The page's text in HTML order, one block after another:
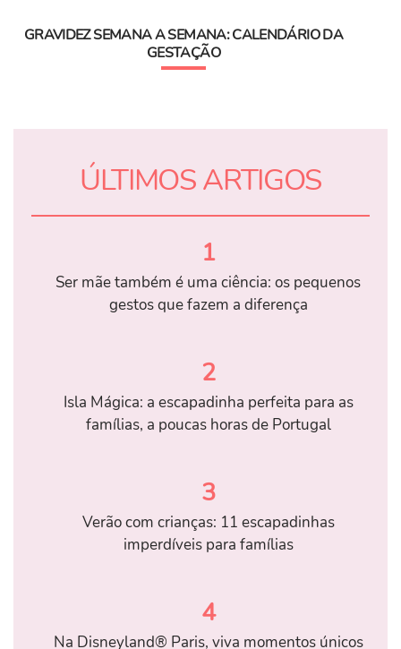
GRAVIDEZ SEMANA A SEMANA: CALENDÁRIO DA
GESTAÇÃO
ÚLTIMOS ARTIGOS
1
Ser mãe também é uma ciência: os pequenos
gestos que fazem a diferença
2
Isla Mágica: a escapadinha perfeita para as
famílias, a poucas horas de Portugal
3
Verão com crianças: 11 escapadinhas
imperdíveis para famílias
4
Na Disneyland® Paris, viva momentos únicos